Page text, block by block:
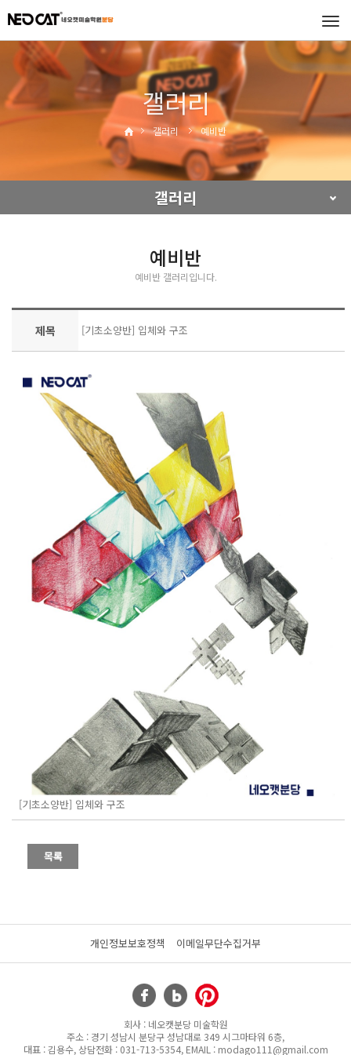
갤러리
갤러리 예비반
갤러리
예비반
예비반 갤러리입니다.
제목 [기초소양반] 입체와 구조
[기초소양반] 입체와 구조
개인정보보호정책 이메일무단수집거부
회사 : 네오캣분당 미술학원
주소 : 경기 성남시 분당구 성남대로 349 시그마타워 6층,
대표 : 김용수, 상담전화 : 031-713-5354, EMAIL : modago111@gmail.com